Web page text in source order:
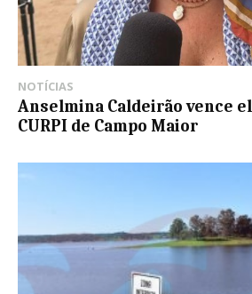
NOTÍCIAS
Anselmina Caldeirão vence
CURPI de Campo Maior